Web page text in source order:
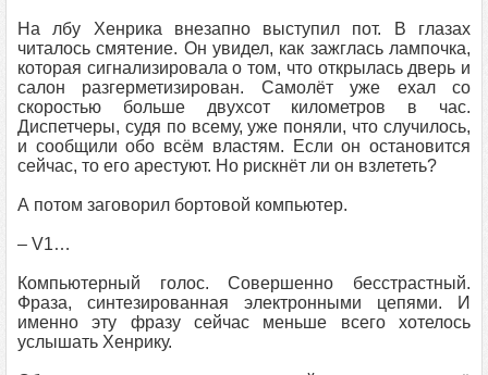
На лбу Хенрика внезапно выступил пот. В глазах
читалось смятение. Он увидел, как зажглась лампочка,
которая сигнализировала о том, что открылась дверь и
салон разгерметизирован. Самолёт уже ехал со
скоростью больше двухсот километров в час.
Диспетчеры, судя по всему, уже поняли, что случилось,
и сообщили обо всём властям. Если он остановится
сейчас, то его арестуют. Но рискнёт ли он взлететь?
А потом заговорил бортовой компьютер.
– V1…
Компьютерный голос. Совершенно бесстрастный.
Фраза, синтезированная электронными цепями. И
именно эту фразу сейчас меньше всего хотелось
услышать Хенрику.